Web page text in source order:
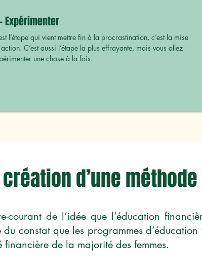
Expérimenter
l’étape qui vient mettre fin à la procrastination, c’est la mise
C’est aussi l’étape la plus effrayante, mais vous allez
une chose à la fois.
d’une
de l’idée que l’éducation
constat que les programmes
de la majorité des femmes.